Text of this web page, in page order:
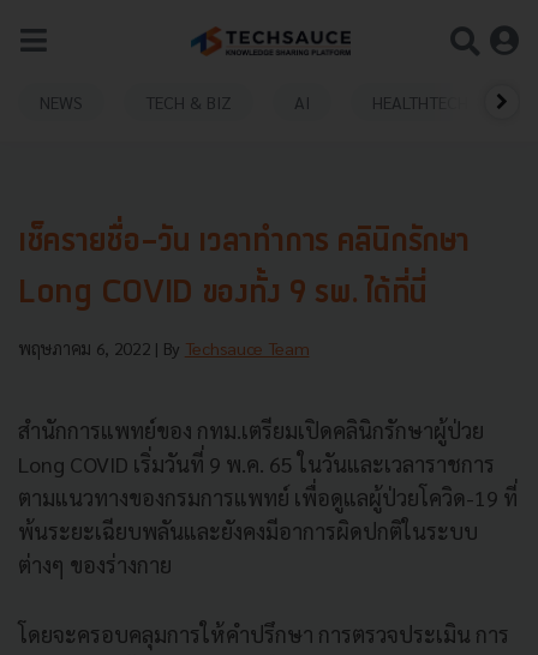
NEWS TECH & BIZ AI HEALTHTECH
เช็ครายชื่อ-วัน เวลาทำการ คลินิกรักษา
Long COVID ของทั้ง 9 รพ. ได้ที่นี่
พฤษภาคม 6, 2022 | By Techsauce Team
สำนักการแพทย์ของ กทม.เตรียมเปิดคลินิกรักษาผู้ป่วย
Long COVID เริ่มวันที่ 9 พ.ค. 65 ในวันและเวลาราชการ
ตามแนวทางของกรมการแพทย์ เพื่อดูแลผู้ป่วยโควิด-19 ที่
พ้นระยะเฉียบพลันและยังคงมีอาการผิดปกติในระบบ
ต่างๆ ของร่างกาย
โดยจะครอบคลุมการให้คำปรึกษา การตรวจประเมิน การ